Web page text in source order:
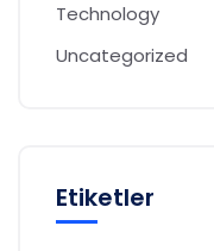
Technology
Uncategorized
Etiketler